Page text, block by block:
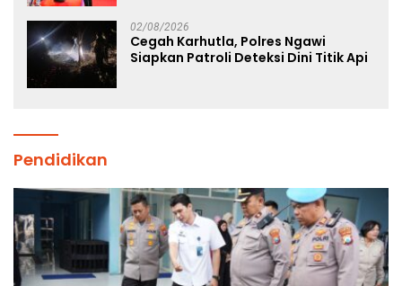
02/08/2026
Cegah Karhutla, Polres Ngawi
Siapkan Patroli Deteksi Dini Titik Api
Pendidikan